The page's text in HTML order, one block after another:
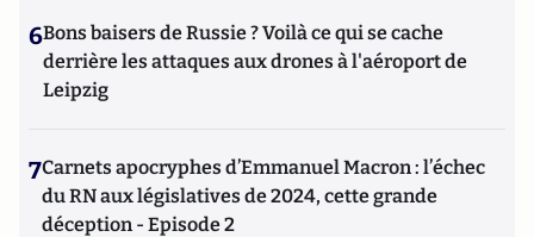
6Bons baisers de Russie ? Voilà ce qui se cache
derrière les attaques aux drones à l'aéroport de
Leipzig
7Carnets apocryphes d’Emmanuel Macron : l’échec
du RN aux législatives de 2024, cette grande
déception - Episode 2